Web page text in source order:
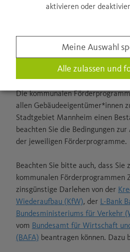
Weg zu Bundes- und
Agentur für das eigene Haus, den
Kirchengemeinde oder das
zusätzlichen Geldern Ausschau
Die kommunalen
allen Gebäudeeigentümer*innen
Stadtgebiet Mannheim einen
beachten Sie die Bedingungen
der jeweiligen Förderprogramme.
Beachten Sie bitte auch, dass Sie
kommunalen Förderprogrammen
zinsgünstige Darlehen von der
Wiederaufbau (KfW), der L-Bank
Bundesministeriums für Verkehr
vom Bundesamt für Wirtschaft
(BAFA) beantragen können. Dazu
aktivieren oder
Meine Auswahl
Alle zulassen und